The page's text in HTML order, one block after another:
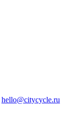
hello@citycycle.ru